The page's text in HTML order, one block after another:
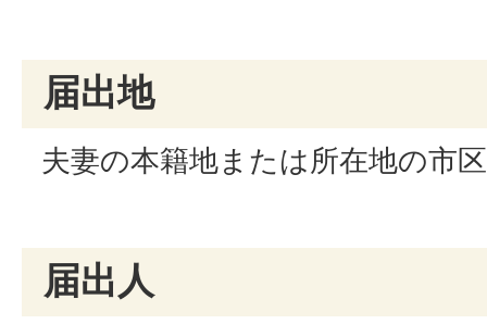
届出地
夫妻の本籍地または所在地の市
届出人